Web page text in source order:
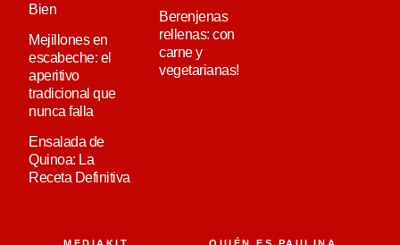
Bien
Mejillones en
escabeche: el
aperitivo
tradicional que
nunca falla
Ensalada de
Quinoa: La
Receta Definitiva
Berenjenas
rellenas: con
carne y
vegetarianas!